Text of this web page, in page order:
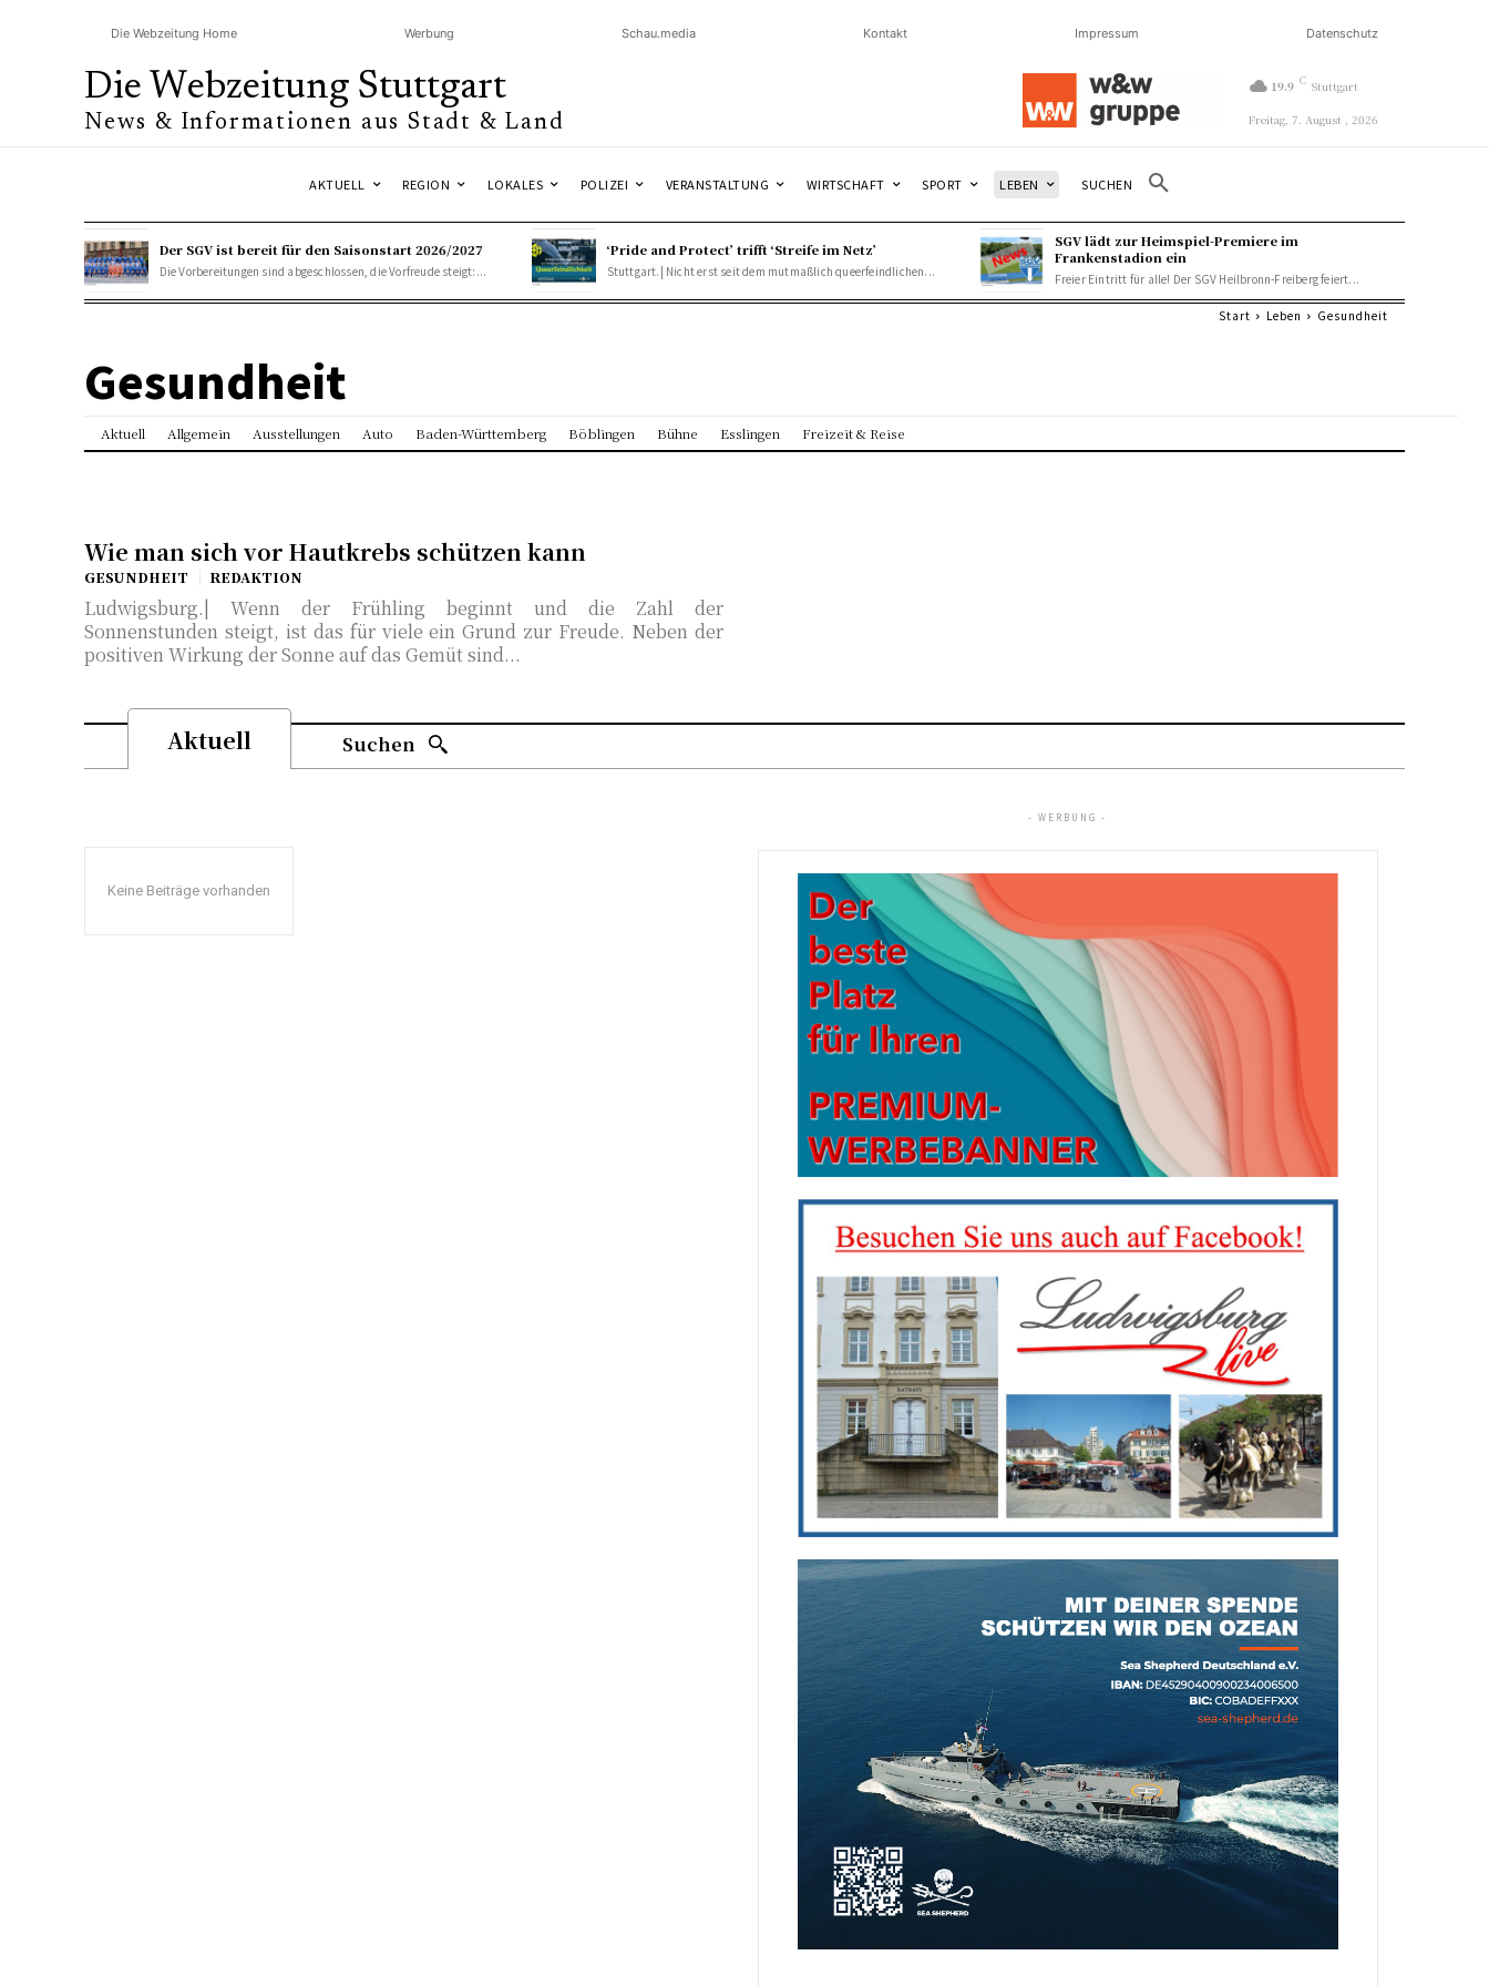
Die Webzeitung Home Werbung Schau.media Kontakt Impressum Datenschutz
Die Webzeitung Stuttgart
News & Informationen aus Stadt & Land
19.9 C Stuttgart
Freitag, 7. August , 2026
AKTUELL REGION LOKALES POLIZEI VERANSTALTUNG WIRTSCHAFT SPORT LEBEN SUCHEN
Der SGV ist bereit für den Saisonstart 2026/2027
Die Vorbereitungen sind abgeschlossen, die Vorfreude steigt:...
‘Pride and Protect’ trifft ‘Streife im Netz’
Stuttgart.| Nicht erst seit dem mutmaßlich queerfeindlichen...
SGV lädt zur Heimspiel-Premiere im
Frankenstadion ein
Freier Eintritt für alle! Der SGV Heilbronn-Freiberg feiert...
Start Leben Gesundheit
Gesundheit
Aktuell Allgemein Ausstellungen Auto Baden-Württemberg Böblingen Bühne Esslingen Freizeit & Reise
Wie man sich vor Hautkrebs schützen kann
GESUNDHEIT REDAKTION
Ludwigsburg.| Wenn der Frühling beginnt und die Zahl der
Sonnenstunden steigt, ist das für viele ein Grund zur Freude. Neben der
positiven Wirkung der Sonne auf das Gemüt sind...
Aktuell Suchen
Keine Beiträge vorhanden
- WERBUNG -